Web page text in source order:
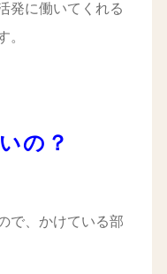
発に働いてくれる
。
の？
で、かけている部